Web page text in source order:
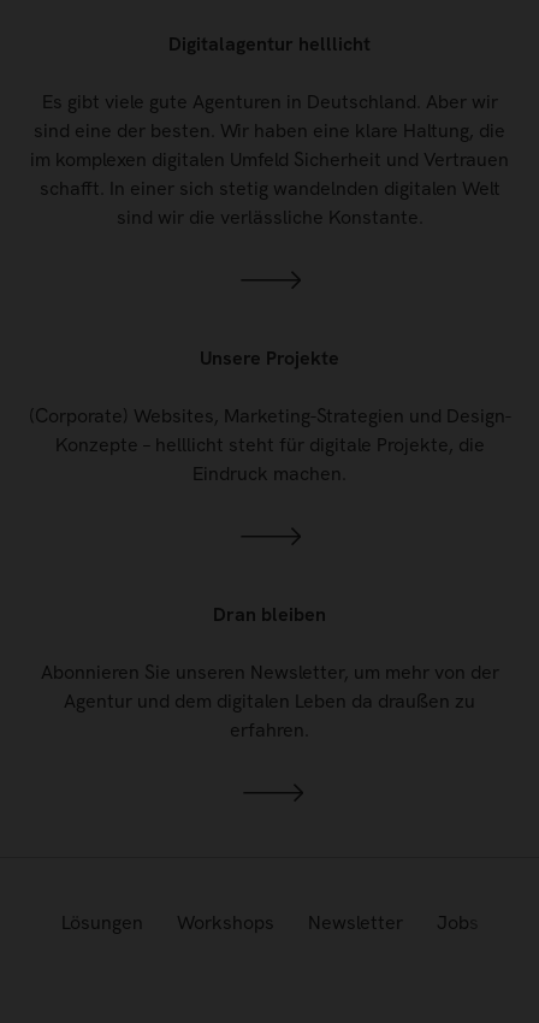
Digitalagentur helllicht
Es gibt viele gute Agenturen in Deutschland. Aber wir
sind eine der besten. Wir haben eine klare Haltung, die
im komplexen digitalen Umfeld Sicherheit und Vertrauen
schafft. In einer sich stetig wandelnden digitalen Welt
sind wir die verlässliche Konstante.
Unsere Projekte
(Corporate) Websites, Marketing-Strategien und Design-
Konzepte – helllicht steht für digitale Projekte, die
Eindruck machen.
Dran bleiben
Abonnieren Sie unseren Newsletter, um mehr von der
Agentur und dem digitalen Leben da draußen zu
erfahren.
Lösungen Workshops Newsletter Jobs